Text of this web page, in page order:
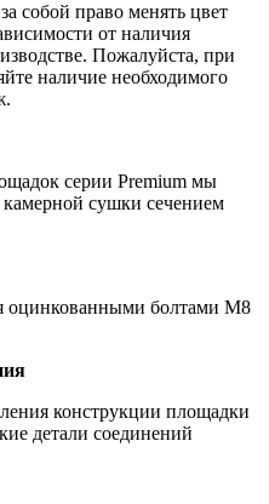
собой право менять цвет
от наличия
Пожалуйста, при
наличие необходимого
серии Premium мы
сушки сечением
оцинкованными болтами М8
конструкции площадки
детали соединений